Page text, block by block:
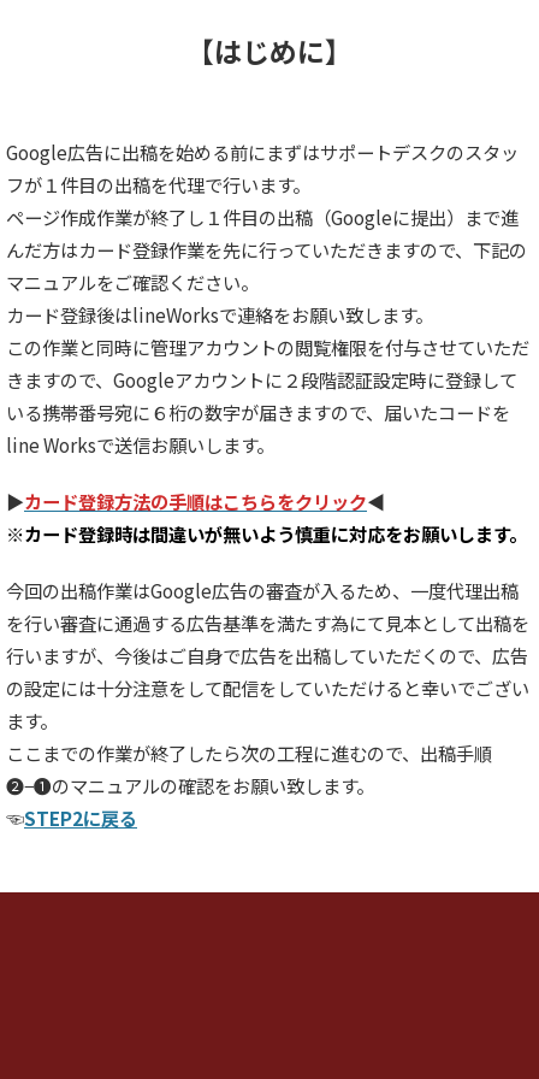
【はじめに】
Google広告に出稿を始める前にまずはサポートデスクのスタッ
フが１件目の出稿を代理で行います。
ページ作成作業が終了し１件目の出稿（Googleに提出）まで進
んだ方はカード登録作業を先に行っていただきますので、下記の
マニュアルをご確認ください。
カード登録後はlineWorksで連絡をお願い致します。
この作業と同時に管理アカウントの閲覧権限を付与させていただ
きますので、Googleアカウントに２段階認証設定時に登録して
いる携帯番号宛に６桁の数字が届きますので、届いたコードを
line Worksで送信お願いします。
▶︎カード登録方法の手順はこちらをクリック◀︎
※カード登録時は間違いが無いよう慎重に対応をお願いします。
今回の出稿作業はGoogle広告の審査が入るため、一度代理出稿
を行い審査に通過する広告基準を満たす為にて見本として出稿を
行いますが、今後はご自身で広告を出稿していただくので、広告
の設定には十分注意をして配信をしていただけると幸いでござい
ます。
ここまでの作業が終了したら次の工程に進むので、出稿手順
❷−❶のマニュアルの確認をお願い致します。
☜STEP2に戻る